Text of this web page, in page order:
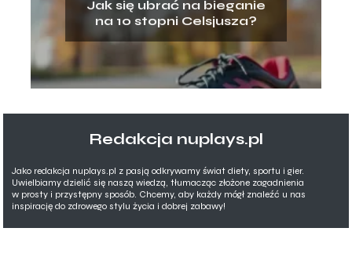
Jak się ubrać na bieganie
na 10 stopni Celsjusza?
Redakcja nuplays.pl
Jako redakcja nuplays.pl z pasją odkrywamy świat diety, sportu i gier.
Uwielbiamy dzielić się naszą wiedzą, tłumacząc złożone zagadnienia
w prosty i przystępny sposób. Chcemy, aby każdy mógł znaleźć u nas
inspirację do zdrowego stylu życia i dobrej zabawy!